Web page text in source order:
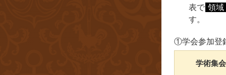
表で 領域
す。
①学会参加登
学術集